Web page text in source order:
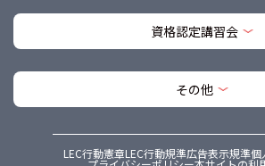
資格認定講習会
その他
LEC行動憲章LEC行動規準広告表示規準個